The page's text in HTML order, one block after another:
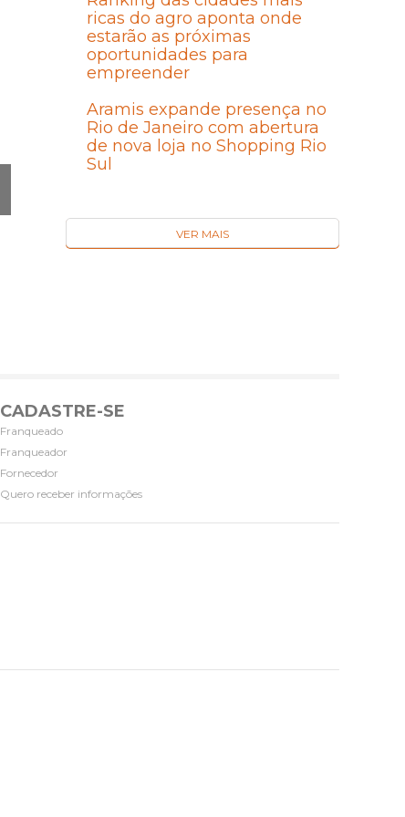
ricas do agro aponta onde
estarão as próximas
oportunidades para
empreender
Aramis expande presença no
Rio de Janeiro com abertura
de nova loja no Shopping Rio
Sul
VER MAIS
CADASTRE-SE
Franqueado
Franqueador
Fornecedor
Quero receber informações